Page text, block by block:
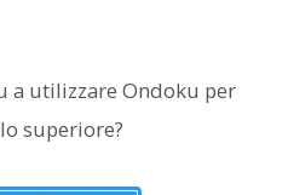
a utilizzare Ondoku per
superiore?